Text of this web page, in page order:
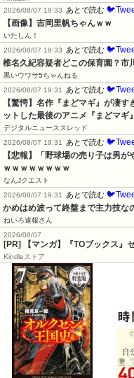
2026/08/07 19:33
あとで読む
【画像】吉岡里帆ちゃんｗｗ
いたしん！
2026/08/07 19:33
あとで読む
椎名久紀容疑者どこの保育園？
黒いウワサ5ちゃんねる
2026/08/07 19:31
あとで読む
【驚愕】名作『まどマギ』が凄
ットした最後のアニメ『まどマ
デジタルニューススレッド
2026/08/07 19:31
あとで読む
【悲報】「野球場の売り子は男
ｗｗｗｗｗｗｗｗ
なんJクエスト
2026/08/07 19:31
あとで読む
かめはめ波って終盤まで主力技な
ねいろ速報さん
2026/08/07
[PR] 【マンガ】『TOブックス』
Kindleストア